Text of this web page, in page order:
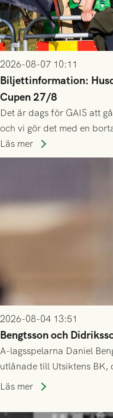
2026-08-07 10:11
Biljettinformation:
Cupen 27/8
Det är dags för GAIS att
och vi gör det med en
Husqvarna FF. Häng med
Läs mer
2026-08-04 13:51
Bengtsson och
A-lagsspelarna Daniel
utlånade till Utsiktens
speltid i Hestrafors genom
Läs mer